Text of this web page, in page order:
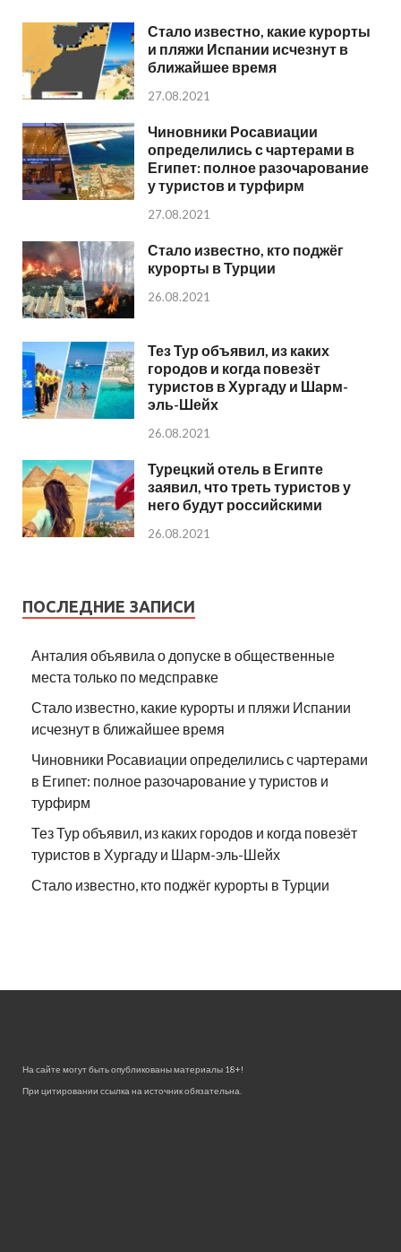
Стало известно, какие курорты
и пляжи Испании исчезнут в
ближайшее время
27.08.2021
Чиновники Росавиации
определились с чартерами в
Египет: полное разочарование
у туристов и турфирм
27.08.2021
Стало известно, кто поджёг
курорты в Турции
26.08.2021
Тез Тур объявил, из каких
городов и когда повезёт
туристов в Хургаду и Шарм-
эль-Шейх
26.08.2021
Турецкий отель в Египте
заявил, что треть туристов у
него будут российскими
26.08.2021
ПОСЛЕДНИЕ ЗАПИСИ
Анталия объявила о допуске в общественные
места только по медсправке
Стало известно, какие курорты и пляжи Испании
исчезнут в ближайшее время
Чиновники Росавиации определились с чартерами
в Египет: полное разочарование у туристов и
турфирм
Тез Тур объявил, из каких городов и когда повезёт
туристов в Хургаду и Шарм-эль-Шейх
Стало известно, кто поджёг курорты в Турции
На сайте могут быть опубликованы материалы 18+!
При цитировании ссылка на источник обязательна.